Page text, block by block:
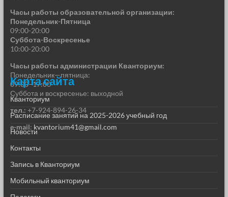
Часы работы образовательной организации:
Понедельник-Пятница
09:00-20:00
Суббота-Воскресенье
10:00-20:00
Часы работы администрации Кванториум:
Понедельник—пятница:
09:00–17:00
Суббота и воскресенье: выходной
тел.: +7-924-894-26-34
e-mail: kvantorium41@gmail.com
Карта сайта
Кванториум
Расписание занятий на 2025-2026 учебный год
Новости
Контакты
Запись в Кванториум
Мобильный кванториум